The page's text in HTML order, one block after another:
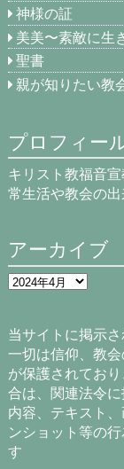
神様の証
美美〜素敵に生
聖書
親が知りたい教
プロフィー
キリスト教福音
常生活や教会の出
アーカイブ
ア
ー
ブ
当サイトに掲示
一切は信仰、教
が保護されてお
合は、関連法令
内容、テキスト
ンショット等の
す